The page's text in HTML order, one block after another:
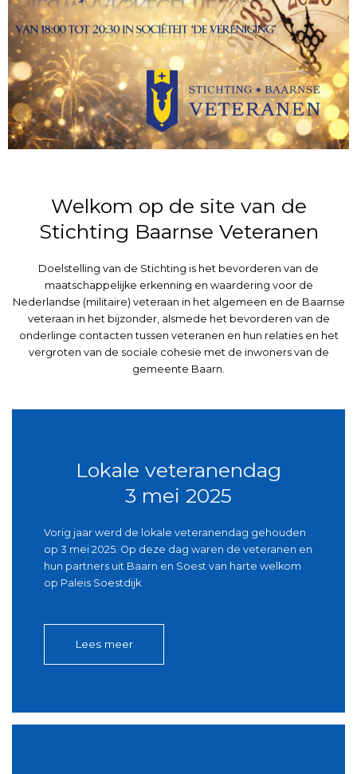
Welkom op de site van de
Stichting Baarnse Veteranen
Doelstelling van de Stichting is het bevorderen van de
maatschappelijke erkenning en waardering voor de
Nederlandse (militaire) veteraan in het algemeen en de Baarnse
veteraan in het bijzonder, alsmede het bevorderen van de
onderlinge contacten tussen veteranen en hun relaties en het
vergroten van de sociale cohesie met de inwoners van de
gemeente Baarn.
Lokale veteranendag
3 mei 2025
Vorig jaar werd de lokale veteranendag gehouden
op 3 mei 2025. Op deze dag waren de veteranen en
hun partners uit Baarn en Soest van harte welkom
op Paleis Soestdijk.
Lees meer